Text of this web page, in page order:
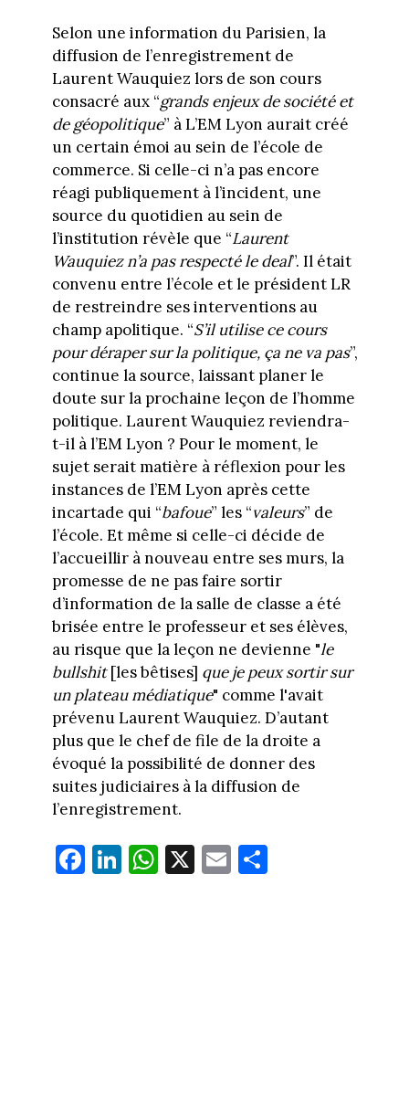
Selon une information du Parisien, la
diffusion de l’enregistrement de
Laurent Wauquiez lors de son cours
consacré aux “grands enjeux de société et
de géopolitique” à L’EM Lyon aurait créé
un certain émoi au sein de l’école de
commerce. Si celle-ci n’a pas encore
réagi publiquement à l’incident, une
source du quotidien au sein de
l’institution révèle que “Laurent
Wauquiez n’a pas respecté le deal”. Il était
convenu entre l’école et le président LR
de restreindre ses interventions au
champ apolitique. “S’il utilise ce cours
pour déraper sur la politique, ça ne va pas”,
continue la source, laissant planer le
doute sur la prochaine leçon de l’homme
politique. Laurent Wauquiez reviendra-
t-il à l’EM Lyon ? Pour le moment, le
sujet serait matière à réflexion pour les
instances de l’EM Lyon après cette
incartade qui “bafoue” les “valeurs” de
l’école. Et même si celle-ci décide de
l’accueillir à nouveau entre ses murs, la
promesse de ne pas faire sortir
d’information de la salle de classe a été
brisée entre le professeur et ses élèves,
au risque que la leçon ne devienne "le
bullshit[les bêtises] que je peux sortir sur
un plateau médiatique" comme l'avait
prévenu Laurent Wauquiez. D’autant
plus que le chef de file de la droite a
évoqué la possibilité de donner des
suites judiciaires à la diffusion de
l’enregistrement.
Fa
ce
Li
nk
W
ha
X E
m
Pa